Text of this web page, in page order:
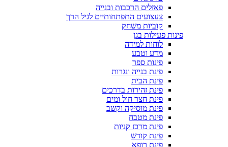
פאזלים הרכבות ובנייה
צעצועים התפתחותיים לגיל הרך
קוביות משחק
פינות פעילות בגן
לוחות למידה
מדע וטבע
פינות ספר
פינת בנייה ונגרות
פינת הבית
פינת זהירות בדרכים
פינת חצר חול ומים
פינת מוסיקה וקשב
פינת מטבח
פינת מרכז קניות
פינת קודש
פינת רופא